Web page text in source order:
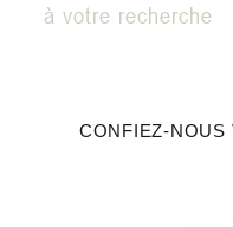
à votre recherche
CONFIEZ-NOUS